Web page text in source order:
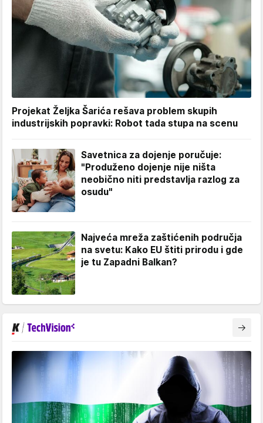
Projekat Željka Šarića rešava problem skupih
industrijskih popravki: Robot tada stupa na scenu
Savetnica za dojenje poručuje:
"Produženo dojenje nije ništa
neobično niti predstavlja razlog za
osudu"
Najveća mreža zaštićenih područja
na svetu: Kako EU štiti prirodu i gde
je tu Zapadni Balkan?